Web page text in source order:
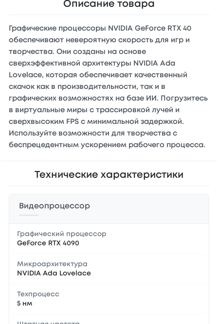
Описание товара
Графические процессоры NVIDIA GeForce RTX 40
обеспечивают невероятную скорость для игр и
творчества. Они созданы на основе
сверхэффективной архитектуры NVIDIA Ada
Lovelace, которая обеспечивает качественный
скачок как в производительности, так и в
графических возможностях на базе ИИ. Погрузитесь
в виртуальные миры с трассировкой лучей и
сверхвысоким FPS с минимальной задержкой.
Используйте возможности для творчества с
беспрецедентным ускорением рабочего процесса.
Технические характеристики
Видеопроцессор
Графический процессор
GeForce RTX 4090
Микроархитектура
NVIDIA Ada Lovelace
Техпроцесс
5 нм